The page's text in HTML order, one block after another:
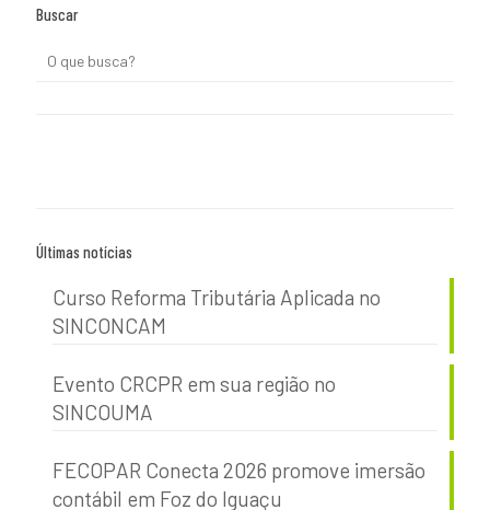
Buscar
Últimas notícias
Curso Reforma Tributária Aplicada no
SINCONCAM
Evento CRCPR em sua região no
SINCOUMA
FECOPAR Conecta 2026 promove imersão
contábil em Foz do Iguaçu